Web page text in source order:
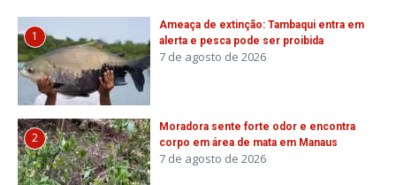
1
Ameaça de extinção: Tambaqui entra em
alerta e pesca pode ser proibida
7 de agosto de 2026
2
Moradora sente forte odor e encontra
corpo em área de mata em Manaus
7 de agosto de 2026